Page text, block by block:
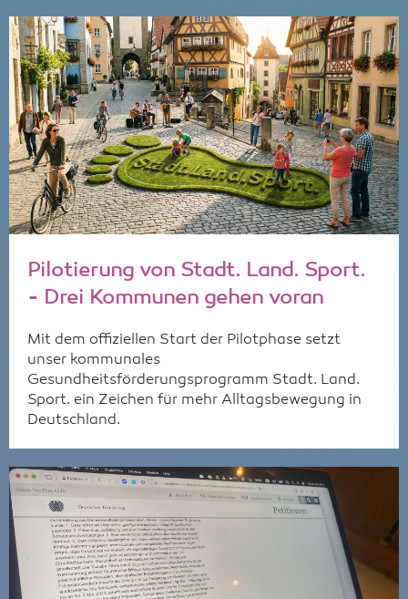
Pilotierung von Stadt. Land. Sport.
- Drei Kommunen gehen voran
Mit dem offiziellen Start der Pilotphase setzt
unser kommunales
Gesundheitsförderungsprogramm Stadt. Land.
Sport. ein Zeichen für mehr Alltagsbewegung in
Deutschland.